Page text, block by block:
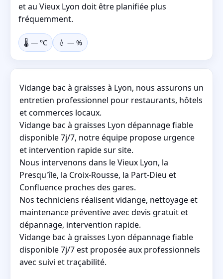
et au Vieux Lyon doit être planifiée plus
fréquemment.
🌡️ — °C 💧 — %
Vidange bac à graisses à Lyon, nous assurons un
entretien professionnel pour restaurants, hôtels
et commerces locaux.
Vidange bac à graisses Lyon dépannage fiable
disponible 7j/7, notre équipe propose urgence
et intervention rapide sur site.
Nous intervenons dans le Vieux Lyon, la
Presqu'île, la Croix-Rousse, la Part-Dieu et
Confluence proches des gares.
Nos techniciens réalisent vidange, nettoyage et
maintenance préventive avec devis gratuit et
dépannage, intervention rapide.
Vidange bac à graisses Lyon dépannage fiable
disponible 7j/7 est proposée aux professionnels
avec suivi et traçabilité.